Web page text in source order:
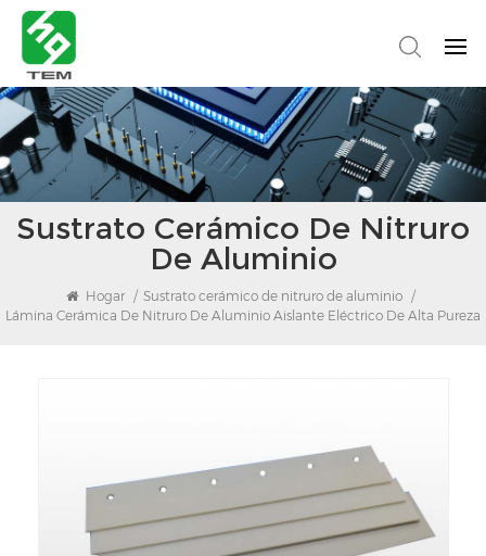
Sustrato Cerámico De Nitruro
De Aluminio
Hogar / Sustrato cerámico de nitruro de aluminio
/
Lámina Cerámica De Nitruro De Aluminio Aislante Eléctrico De Alta Pureza